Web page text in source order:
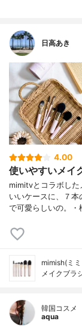
日高あき
4.00
使いやすいメイ
mimitvとコラボした
いいケースに、７
で可愛らしいの。
mimish(ミ
メイクブラ
韓国コスメ
aqua